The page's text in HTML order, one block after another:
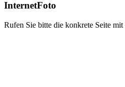
InternetFoto
Rufen Sie bitte die konkrete Seite